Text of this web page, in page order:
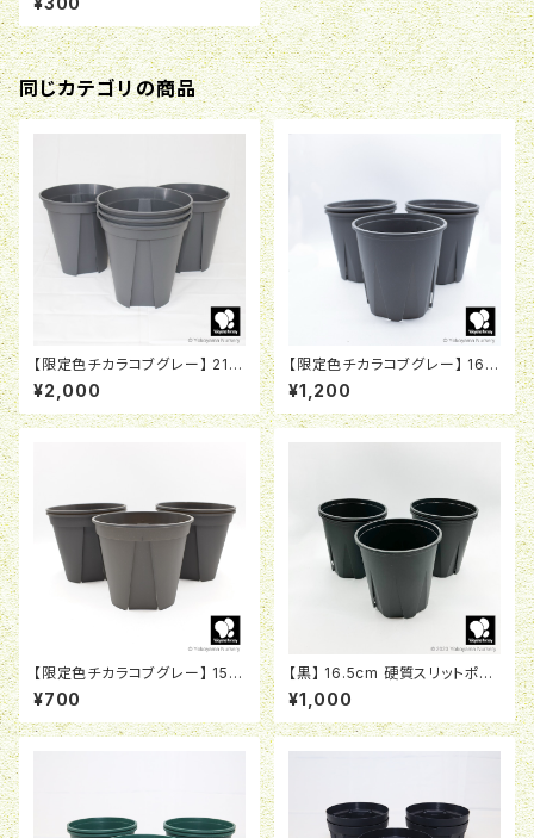
同じカテゴリの商品
【限定色チカラコブグレー】 21c
m ロング 硬質スリットポット EU
-21ｃｍL
¥2,000
【限定色チカラコブグレー】 16.5
cm 硬質スリットポット USG-1
¥1,200
【限定色チカラコブグレー】 15c
m 硬質スリットポット EU-15
¥700
【黒】 16.5cm 硬質スリットポッ
ト USG-1
¥1,000